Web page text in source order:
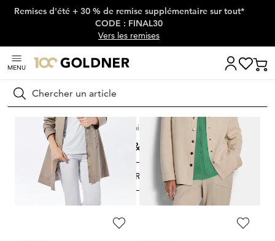
Passer la navigation, aller directement au contenu
Remises d'été + 30 % de remise supplémentaire sur tout*
CODE : FINAL30
Vers les remises
MENU
Rechercher
Maison Bonnes Affaires Vestes & blazers
Vestes & blazers
FILTRER ET TRIER